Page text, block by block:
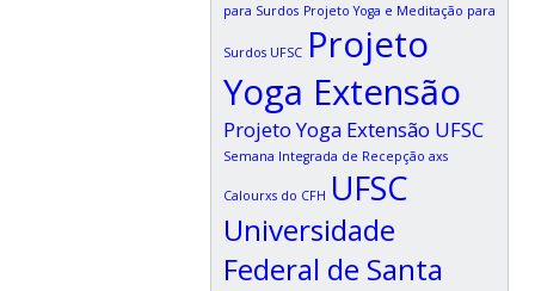
para Surdos Projeto Yoga e Meditação para
Surdos UFSC Projeto
Yoga Extensão
Projeto Yoga Extensão UFSC
Semana Integrada de Recepção axs
Calourxs do CFH UFSC
Universidade
Federal de Santa